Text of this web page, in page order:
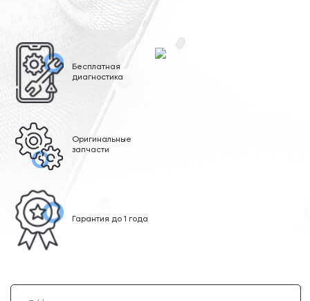
Бесплатная
диагностика
Оригинальные
запчасти
Гарантия до 1 года